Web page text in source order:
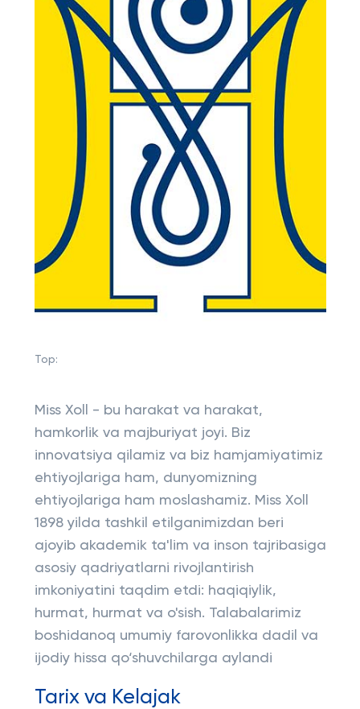
Top:
Miss Xoll - bu harakat va harakat,
hamkorlik va majburiyat joyi. Biz
innovatsiya qilamiz va biz hamjamiyatimiz
ehtiyojlariga ham, dunyomizning
ehtiyojlariga ham moslashamiz. Miss Xoll
1898 yilda tashkil etilganimizdan beri
ajoyib akademik ta'lim va inson tajribasiga
asosiy qadriyatlarni rivojlantirish
imkoniyatini taqdim etdi: haqiqiylik,
hurmat, hurmat va o'sish. Talabalarimiz
boshidanoq umumiy farovonlikka dadil va
ijodiy hissa qo‘shuvchilarga aylandi
Tarix va Kelajak